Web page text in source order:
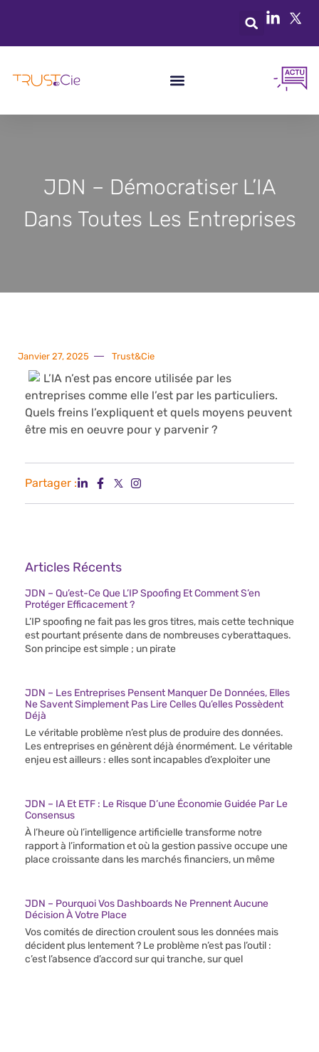
JDN – Démocratiser L’IA
Dans Toutes Les Entreprises
Janvier 27, 2025 Trust&Cie
L’IA n’est pas encore utilisée par les
entreprises comme elle l’est par les particuliers.
Quels freins l’expliquent et quels moyens peuvent
être mis en oeuvre pour y parvenir ?
Partager :
Articles Récents
JDN – Qu’est-Ce Que L’IP Spoofing Et Comment S’en
Protéger Efficacement ?
L’IP spoofing ne fait pas les gros titres, mais cette technique
est pourtant présente dans de nombreuses cyberattaques.
Son principe est simple ; un pirate
JDN – Les Entreprises Pensent Manquer De Données, Elles
Ne Savent Simplement Pas Lire Celles Qu’elles Possèdent
Déjà
Le véritable problème n’est plus de produire des données.
Les entreprises en génèrent déjà énormément. Le véritable
enjeu est ailleurs : elles sont incapables d’exploiter une
JDN – IA Et ETF : Le Risque D’une Économie Guidée Par Le
Consensus
À l’heure où l’intelligence artificielle transforme notre
rapport à l’information et où la gestion passive occupe une
place croissante dans les marchés financiers, un même
JDN – Pourquoi Vos Dashboards Ne Prennent Aucune
Décision À Votre Place
Vos comités de direction croulent sous les données mais
décident plus lentement ? Le problème n’est pas l’outil :
c’est l’absence d’accord sur qui tranche, sur quel